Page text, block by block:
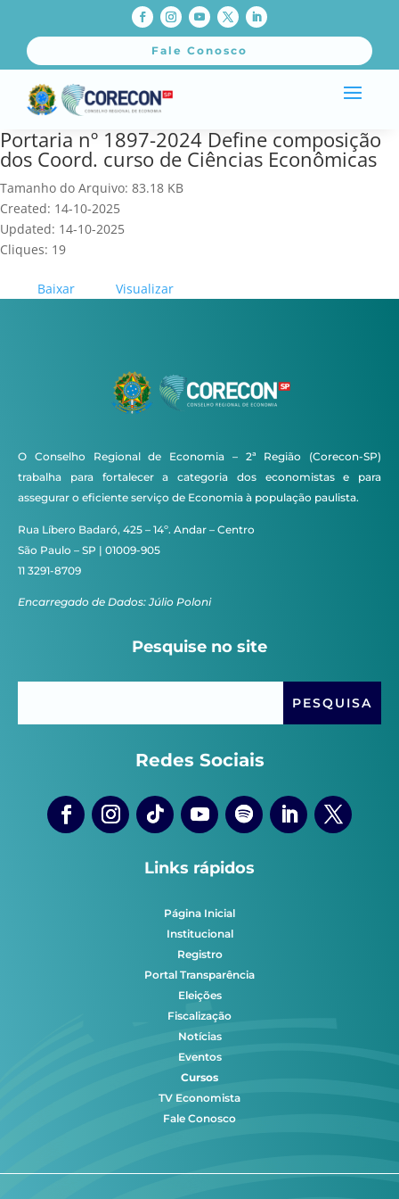
Fale Conosco
Portaria nº 1897-2024 Define composição
dos Coord. curso de Ciências Econômicas
Tamanho do Arquivo: 83.18 KB
Created: 14-10-2025
Updated: 14-10-2025
Cliques: 19
Baixar Visualizar
O Conselho Regional de Economia – 2ª Região (Corecon-SP)
trabalha para fortalecer a categoria dos economistas e para
assegurar o eficiente serviço de Economia à população paulista.
Rua Líbero Badaró, 425 – 14º. Andar – Centro
São Paulo – SP | 01009-905
11 3291-8709
Encarregado de Dados: Júlio Poloni
Pesquise no site
Redes Sociais
Links rápidos
Página Inicial
Institucional
Registro
Portal Transparência
Eleições
Fiscalização
Notícias
Eventos
Cursos
TV Economista
Fale Conosco